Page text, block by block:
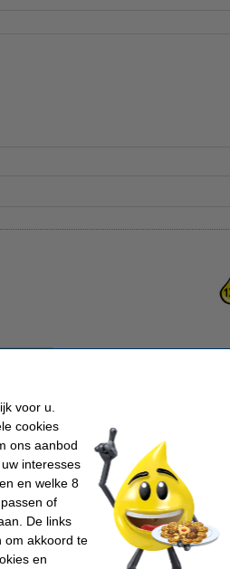
voor u.
cookies
ons aanbod
interesses
en welke 8
of
De links
om akkoord te
en